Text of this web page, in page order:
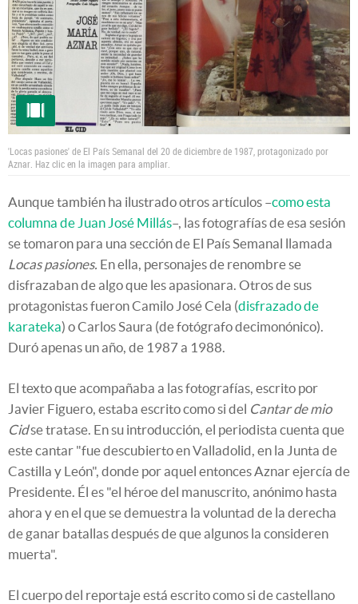
'Locas pasiones' de El País Semanal del 20 de diciembre de 1987, protagonizado por
Aznar. Haz clic en la imagen para ampliar.
Aunque también ha ilustrado otros artículos –como esta
columna de Juan José Millás–, las fotografías de esa sesión
se tomaron para una sección de El País Semanal llamada
Locas pasiones. En ella, personajes de renombre se
disfrazaban de algo que les apasionara. Otros de sus
protagonistas fueron Camilo José Cela (disfrazado de
karateka) o Carlos Saura (de fotógrafo decimonónico).
Duró apenas un año, de 1987 a 1988.
El texto que acompañaba a las fotografías, escrito por
Javier Figuero, estaba escrito como si del Cantar de mio
Cidse tratase. En su introducción, el periodista cuenta que
este cantar "fue descubierto en Valladolid, en la Junta de
Castilla y León", donde por aquel entonces Aznar ejercía de
Presidente. Él es "el héroe del manuscrito, anónimo hasta
ahora y en el que se demuestra la voluntad de la derecha
de ganar batallas después de que algunos la consideren
muerta".
El cuerpo del reportaje está escrito como si de castellano